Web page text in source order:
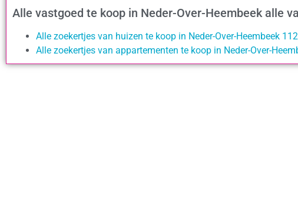
Alle vastgoed te koop in Neder-Over-Heembeek alle
Alle zoekertjes van huizen te koop in Neder-Over-Heembeek
Alle zoekertjes van appartementen te koop in Neder-Over-